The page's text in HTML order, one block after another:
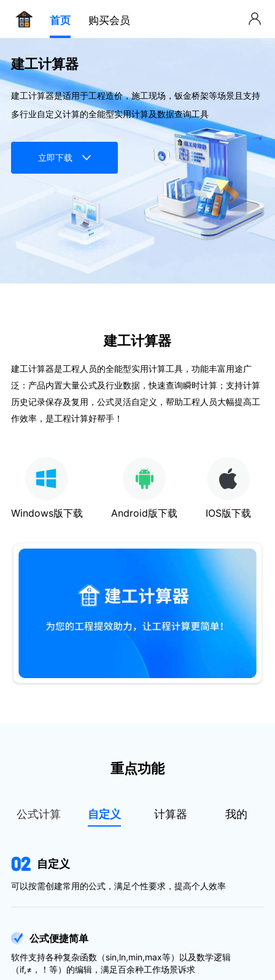
首页 购买会员
建工计算器
建工计算器是适用于工程造价，施工现场，钣金桥架等场景且支持
多行业自定义计算的全能型实用计算及数据查询工具
立即下载
建工计算器
建工计算器是工程人员的全能型实用计算工具，功能丰富用途广
泛：产品内置大量公式及行业数据，快速查询瞬时计算；支持计算
历史记录保存及复用，公式灵活自定义，帮助工程人员大幅提高工
作效率，是工程计算好帮手！
Windows版下载 Android版下载 IOS版下载
重点功能
公式计算 自定义 计算器 我的
自定义
可以按需创建常用的公式，满足个性要求，提高个人效率
公式便捷简单
软件支持各种复杂函数（sin,ln,min,max等）以及数学逻辑
（if,≠，！等）的编辑，满足百余种工作场景诉求